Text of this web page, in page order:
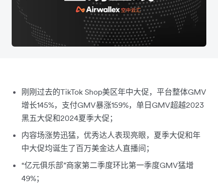
刚刚过去的TikTok Shop美区年中大促，平台整体GMV
增长145%，支付GMV暴涨159%，单日GMV超越2023
黑五大促和2024夏季大促；
内容场涨势迅猛，优秀达人表现亮眼，夏季大促和年
中大促均诞生了百万美金达人直播间；
“亿元俱乐部”商家第二季度环比第一季度GMV猛增
49%；